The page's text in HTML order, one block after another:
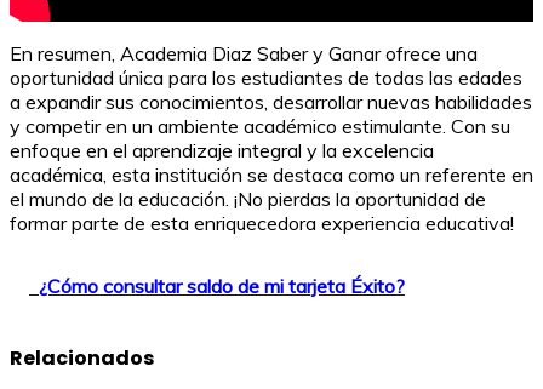
En resumen, Academia Diaz Saber y Ganar ofrece una
oportunidad única para los estudiantes de todas las edades
a expandir sus conocimientos, desarrollar nuevas habilidades
y competir en un ambiente académico estimulante. Con su
enfoque en el aprendizaje integral y la excelencia
académica, esta institución se destaca como un referente en
el mundo de la educación. ¡No pierdas la oportunidad de
formar parte de esta enriquecedora experiencia educativa!
¿Cómo consultar saldo de mi tarjeta Éxito?
Relacionados